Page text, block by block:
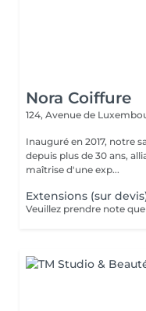
Nora Coiffure
124, Avenue de
Inauguré en 2017, notre
depuis plus de 30 ans,
maîtrise d'une exp...
Extensions (sur